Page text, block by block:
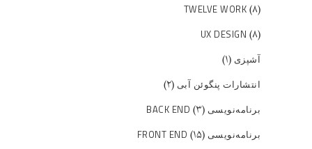
TWELVE WORK (۸)
UX DESIGN (۸)
آشپزی (۱)
انتشارات پنگوئن آبی (۲)
برنامه‌نویسی BACK END (۳)
برنامه‌نویسی FRONT END (۱۵)